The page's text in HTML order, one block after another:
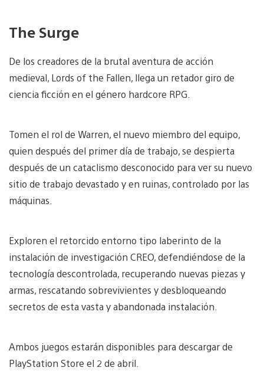
The Surge
De los creadores de la brutal aventura de acción
medieval, Lords of the Fallen, llega un retador giro de
ciencia ficción en el género hardcore RPG.
Tomen el rol de Warren, el nuevo miembro del equipo,
quien después del primer día de trabajo, se despierta
después de un cataclismo desconocido para ver su nuevo
sitio de trabajo devastado y en ruinas, controlado por las
máquinas.
Exploren el retorcido entorno tipo laberinto de la
instalación de investigación CREO, defendiéndose de la
tecnología descontrolada, recuperando nuevas piezas y
armas, rescatando sobrevivientes y desbloqueando
secretos de esta vasta y abandonada instalación.
Ambos juegos estarán disponibles para descargar de
PlayStation Store el 2 de abril.